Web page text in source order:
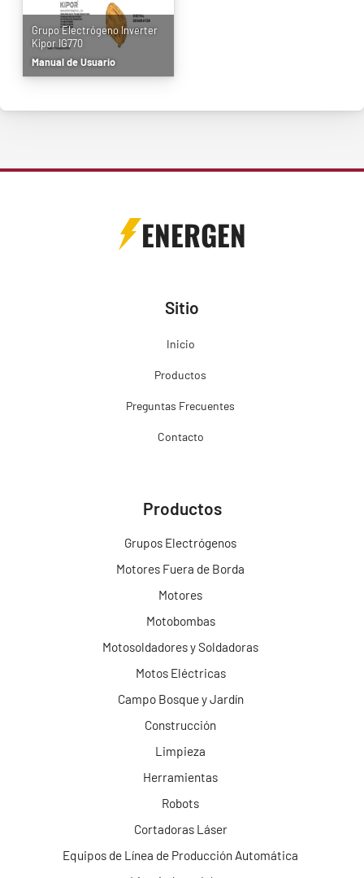
Grupo Electrógeno Inverter
Kipor IG770
Manual de Usuario
ENERGEN
Sitio
Inicio
Productos
Preguntas Frecuentes
Contacto
Productos
Grupos Electrógenos
Motores Fuera de Borda
Motores
Motobombas
Motosoldadores y Soldadoras
Motos Eléctricas
Campo Bosque y Jardín
Construcción
Limpieza
Herramientas
Robots
Cortadoras Láser
Equipos de Línea de Producción Automática